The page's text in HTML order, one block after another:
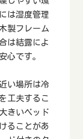
は湿度管理
製フレーム
は結露によ
心です。
い場所は冷
工夫するこ
きいベッド
ることがあ